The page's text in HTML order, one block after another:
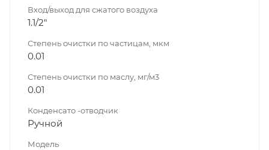
Вход/выход для сжатого воздуха
1.1/2"
Степень очистки по частицам, мкм
0.01
Степень очистки по маслу, мг/м3
0.01
Конденсато -отводчик
Ручной
Модель